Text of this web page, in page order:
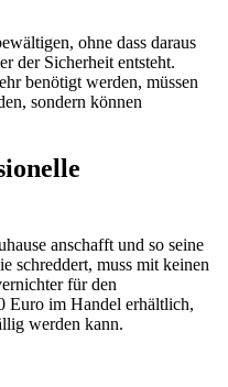
ohne dass daraus
der Sicherheit entsteht.
benötigt werden, müssen
sondern können
anschafft und so seine
schreddert, muss mit keinen
für den
Euro im Handel erhältlich,
werden kann.